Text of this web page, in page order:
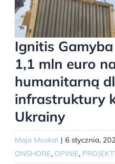
Ignitis
1,1 mln euro
humanitarną
infrastruktury
Ukrainy
Maja Moskal | 6 stycznia,
ONSHORE, OPINIE,